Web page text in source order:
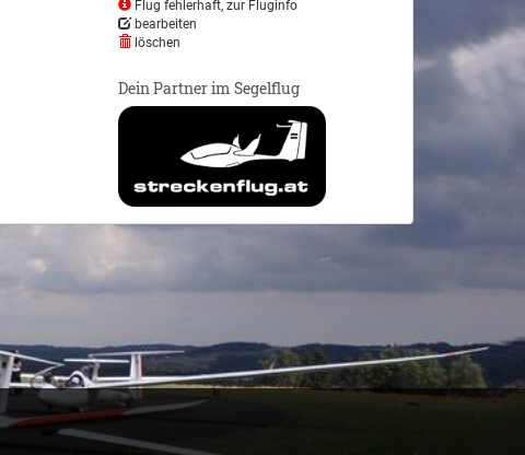
Flug fehlerhaft, zur Fluginfo
bearbeiten
löschen
Dein Partner im Segelflug